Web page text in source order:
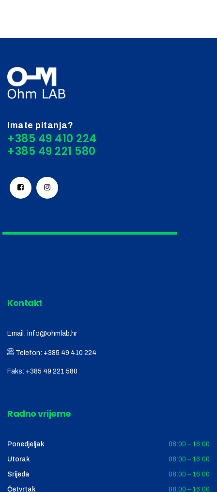
Imate pitanja?
+385 49 410 224
Kontakt
Email: info@ohmlab.hr
Telefon: +385 49 410 224
Faks: +385 49 221 580
Radno vrijeme
Ponedjeljak 08:00 – 16:00
Utorak 08:00 – 16:00
Srijeda 08:00 – 16:00
Četvrtak 08:00 – 16:00